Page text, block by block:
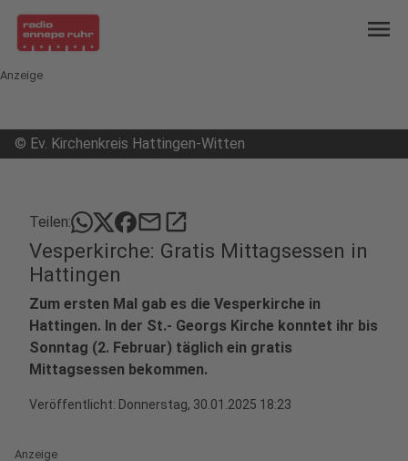
menu
Anzeige
© Ev. Kirchenkreis Hattingen-Witten
Teilen: mailopen_in_new
Vesperkirche: Gratis Mittagsessen in
Hattingen
Zum ersten Mal gab es die Vesperkirche in
Hattingen. In der St.- Georgs Kirche konntet ihr bis
Sonntag (2. Februar) täglich ein gratis
Mittagsessen bekommen.
Veröffentlicht: Donnerstag, 30.01.2025 18:23
Anzeige